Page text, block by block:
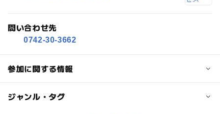
問い合わせ先
0742-30-3662
参加に関する情報
対象年齢
ジャンル・タグ